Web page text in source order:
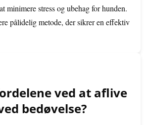
minimere stress og ubehag for hunden.
pålidelig metode, der sikrer en effektiv
ved at aflive
bedøvelse?